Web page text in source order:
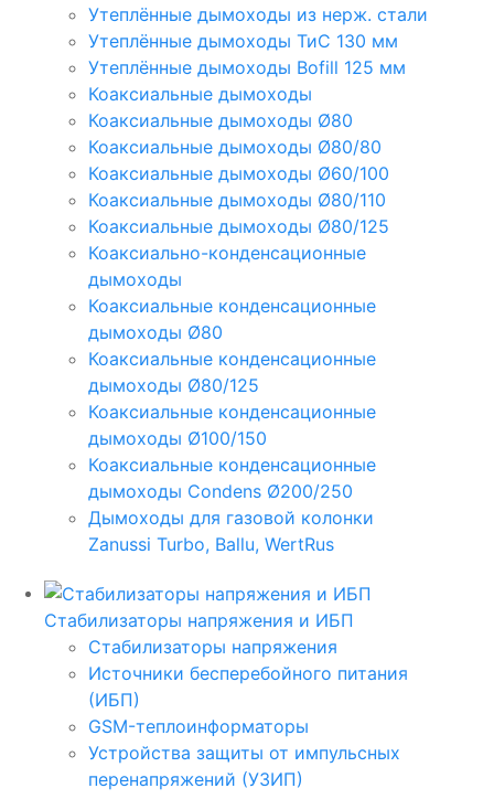
Утеплённые дымоходы из нерж. стали
Утеплённые дымоходы ТиС 130 мм
Утеплённые дымоходы Bofill 125 мм
Коаксиальные дымоходы
Коаксиальные дымоходы Ø80
Коаксиальные дымоходы Ø80/80
Коаксиальные дымоходы Ø60/100
Коаксиальные дымоходы Ø80/110
Коаксиальные дымоходы Ø80/125
Коаксиально-конденсационные
дымоходы
Коаксиальные конденсационные
дымоходы Ø80
Коаксиальные конденсационные
дымоходы Ø80/125
Коаксиальные конденсационные
дымоходы Ø100/150
Коаксиальные конденсационные
дымоходы Condens Ø200/250
Дымоходы для газовой колонки
Zanussi Turbo, Ballu, WertRus
Стабилизаторы напряжения и ИБП
Стабилизаторы напряжения
Источники бесперебойного питания
(ИБП)
GSM-теплоинформаторы
Устройства защиты от импульсных
перенапряжений (УЗИП)